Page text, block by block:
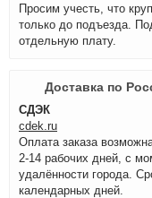
Просим учесть, что
только до подъезда.
отдельную плату.
Доставка по
СДЭК
cdek.ru
Оплата заказа
2-14 рабочих дней, с
удалённости города.
календарных дней.